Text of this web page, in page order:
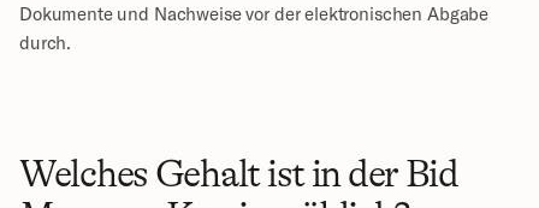
Dokumente und Nachweise vor der elektronischen Abgabe
durch.
Welches Gehalt ist in der Bid